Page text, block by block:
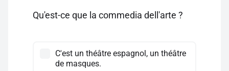
Qu'est-ce que la commedia dell'arte ?
C'est un théâtre espagnol, un théâtre
de masques.